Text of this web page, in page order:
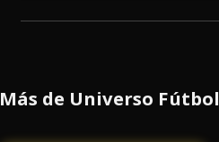
Más de Universo Fútbol